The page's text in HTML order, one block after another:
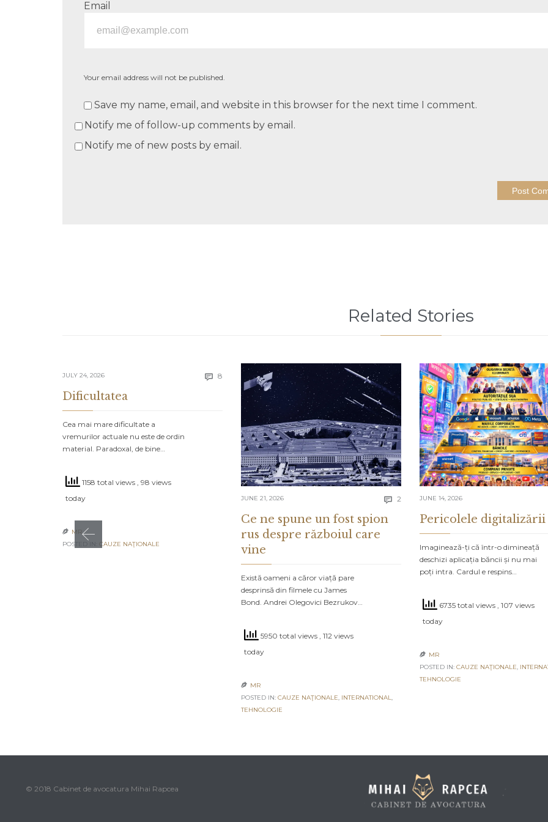
Email
Your email address will not be published.
Save my name, email, and website in this browser for the next time I comment.
Notify me of follow-up comments by email.
Notify me of new posts by email.
Related Stories
JULY 24, 2026  8 Comments
Dificultatea
Cea mai mare dificultate a
vremurilor actuale nu este de ordin
material. Paradoxal, de bine…
1158 total views , 98 views
today
 MR
POSTED IN: CAUZE NAŢIONALE
JUNE 21, 2026  2 Comments
Ce ne spune un fost spion
rus despre războiul care
vine
Există oameni a căror viață pare
desprinsă din filmele cu James
Bond. Andrei Olegovici Bezrukov…
5950 total views , 112 views
today
 MR
POSTED IN: CAUZE NAŢIONALE, INTERNATIONAL,
TEHNOLOGIE
JUNE 14, 2026
Pericolele digitalizării
Imaginează-ți că într-o dimineață
deschizi aplicația băncii și nu mai
poți intra. Cardul e respins…
6735 total views , 107 views
today
 MR
POSTED IN: CAUZE NAŢIONALE,
TEHNOLOGIE
© 2018 Cabinet de avocatura Mihai Rapcea